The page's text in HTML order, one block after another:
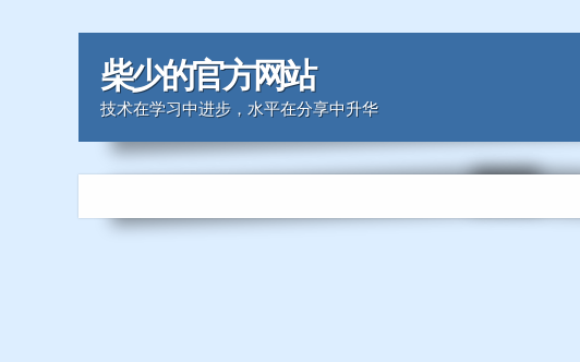
柴少的官方网站
技术在学习中进步，水平在分享中升华